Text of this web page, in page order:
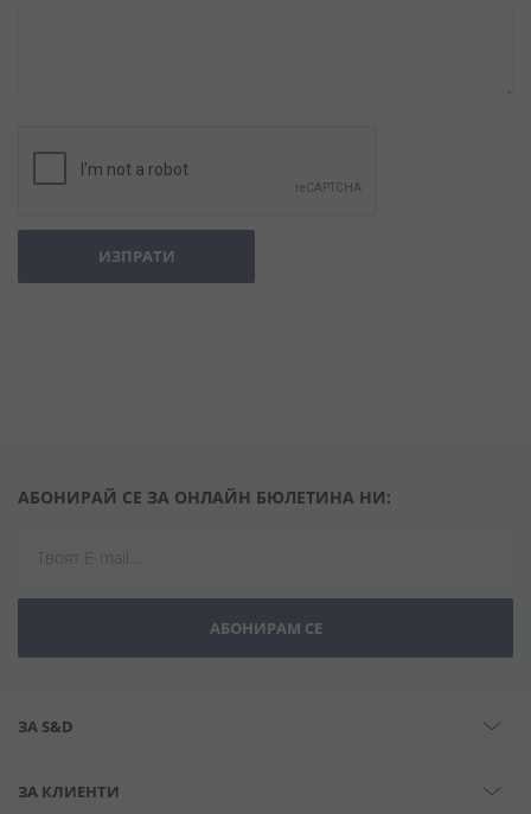
ИЗПРАТИ
АБОНИРАЙ СЕ ЗА ОНЛАЙН БЮЛЕТИНА НИ:
АБОНИРАМ СЕ
ЗА S&D
ЗА КЛИЕНТИ